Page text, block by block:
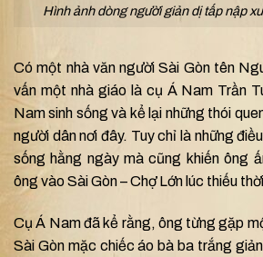
Hình ảnh dòng người giản dị tấp nập
Có một nhà văn người Sài Gòn tên
vấn một nhà giáo là cụ Á Nam Trần
Nam sinh sống và kể lại những thói
người dân nơi đây. Tuy chỉ là những
sống hằng ngày mà cũng khiến ông
ông vào Sài Gòn – Chợ Lớn lúc thiếu
Cụ Á Nam đã kể rằng, ông từng gặp
Sài Gòn mặc chiếc áo bà ba trắng